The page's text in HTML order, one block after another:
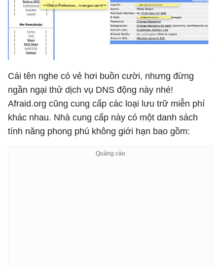
Cái tên nghe có vẻ hơi buồn cười, nhưng đừng
ngần ngại thử dịch vụ DNS động này nhé!
Afraid.org cũng cung cấp các loại lưu trữ miễn phí
khác nhau. Nhà cung cấp này có một danh sách
tính năng phong phú không giới hạn bao gồm: